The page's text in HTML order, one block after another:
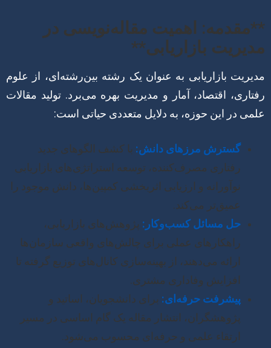
**مقدمه: اهمیت مقاله‌نویسی در
مدیریت بازاریابی**
مدیریت بازاریابی به عنوان یک رشته بین‌رشته‌ای، از علوم
رفتاری، اقتصاد، آمار و مدیریت بهره می‌برد. تولید مقالات
علمی در این حوزه، به دلایل متعددی حیاتی است:
گسترش مرزهای دانش: با کشف الگوهای جدید
رفتاری مصرف‌کننده، توسعه استراتژی‌های بازاریابی
نوآورانه و ارزیابی اثربخشی کمپین‌ها، دانش موجود را
عمیق‌تر می‌کند.
حل مسائل کسب‌وکار: پژوهش‌های بازاریابی،
راهکارهای عملی برای چالش‌های واقعی سازمان‌ها
ارائه می‌دهند، از بهینه‌سازی کانال‌های توزیع گرفته تا
افزایش وفاداری مشتری.
پیشرفت حرفه‌ای: برای دانشجویان، اساتید و
پژوهشگران، انتشار مقاله یک گام اساسی در مسیر
ارتقاء علمی و حرفه‌ای محسوب می‌شود.